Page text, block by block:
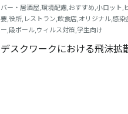
バー・居酒屋,環境配慮,おすすめ,小ロット
要,役所,レストラン,飲食店,オリジナル,感
ー,段ボール,ウィルス対策,学生向け
デスクワークにおける飛沫拡